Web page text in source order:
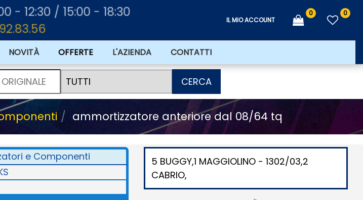
- 12:30 / 15:00 - 18:30
IL MIO ACCOUNT
0 0
NOVITÀ OFFERTE L'AZIENDA CONTATTI
CERCA
ammortizzatore anteriore dal 08/64 tq
e Componenti
5 BUGGY,1 MAGGIOLINO - 1302/03,2
CABRIO,